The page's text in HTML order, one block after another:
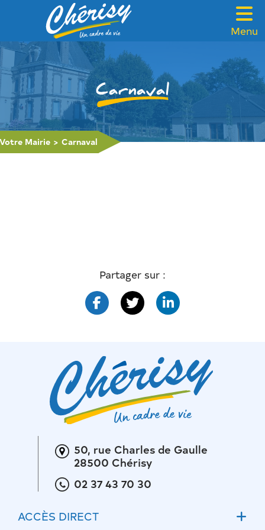
Menu
VOTRE MAIRIE
CADRE DE VIE
FAMILLE & SOLIDARITÉ
LOISIRS & TOURISME
Carnaval
Votre Mairie > Carnaval
Partager sur :
50, rue Charles de Gaulle
28500 Chérisy
02 37 43 70 30
ACCÈS DIRECT